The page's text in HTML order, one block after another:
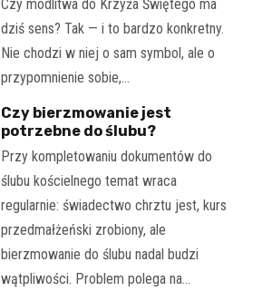
Czy modlitwa do Krzyża Świętego ma
dziś sens? Tak — i to bardzo konkretny.
Nie chodzi w niej o sam symbol, ale o
przypomnienie sobie,…
Czy bierzmowanie jest
potrzebne do ślubu?
Przy kompletowaniu dokumentów do
ślubu kościelnego temat wraca
regularnie: świadectwo chrztu jest, kurs
przedmałżeński zrobiony, ale
bierzmowanie do ślubu nadal budzi
wątpliwości. Problem polega na…